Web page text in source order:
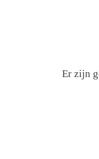
Er zijn